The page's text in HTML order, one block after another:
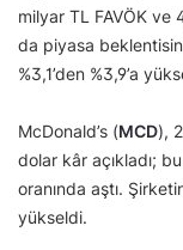
milyar TL FAVÖK ve
da piyasa
%3,1’den %3,9’a
McDonald’s (MCD),
dolar kâr açıkladı;
oranında aştı.
yükseldi.